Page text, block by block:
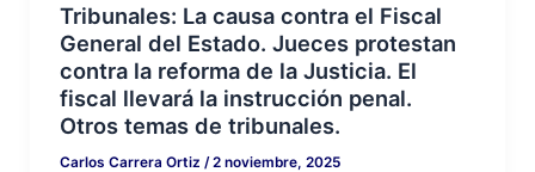
Tribunales: La causa contra el Fiscal
General del Estado. Jueces protestan
contra la reforma de la Justicia. El
fiscal llevará la instrucción penal.
Otros temas de tribunales.
Carlos Carrera Ortiz /2 noviembre, 2025